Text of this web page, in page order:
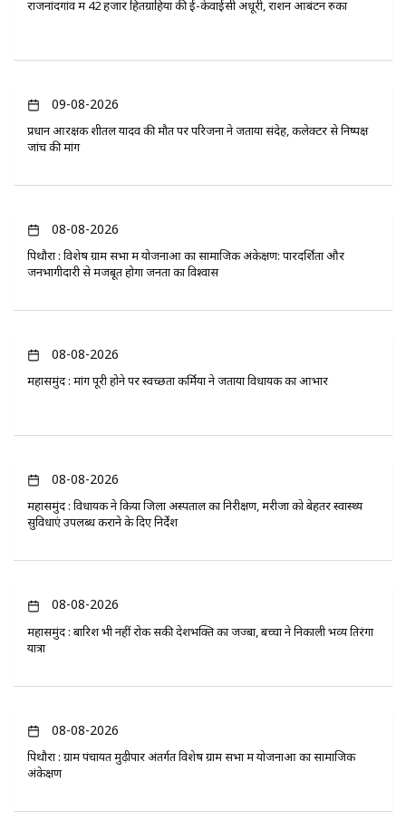
राजनांदगांव में 42 हजार हितग्राहियों की ई-केवाईसी अधूरी, राशन आबंटन रुका
09-08-2026
प्रधान आरक्षक शीतल यादव की मौत पर परिजनों ने जताया संदेह, कलेक्टर से निष्पक्ष
जांच की मांग
08-08-2026
पिथौरा : विशेष ग्राम सभा में योजनाओं का सामाजिक अंकेक्षण: पारदर्शिता और
जनभागीदारी से मजबूत होगा जनता का विश्वास
08-08-2026
महासमुंद : मांग पूरी होने पर स्वच्छता कर्मियों ने जताया विधायक का आभार
08-08-2026
महासमुंद : विधायक ने किया जिला अस्पताल का निरीक्षण, मरीजों को बेहतर स्वास्थ्य
सुविधाएं उपलब्ध कराने के दिए निर्देश
08-08-2026
महासमुंद : बारिश भी नहीं रोक सकी देशभक्ति का जज्बा, बच्चों ने निकाली भव्य तिरंगा
यात्रा
08-08-2026
पिथौरा : ग्राम पंचायत मुढ़ीपार अंतर्गत विशेष ग्राम सभा में योजनाओं का सामाजिक
अंकेक्षण